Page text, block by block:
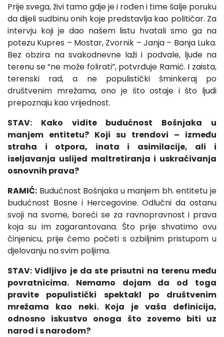
Prije svega, živi tamo gdje je i rođen i time šalje poruku
da dijeli sudbinu onih koje predstavlja kao političar. Za
intervju koji je dao našem listu hvatali smo ga na
potezu Kupres – Mostar, Zvornik – Janja – Banja Luka.
Bez obzira na svakodnevne laži i podvale, ljude na
terenu se “ne može folirati”, potvrđuje Ramić. I zaista,
terenski rad, a ne populistički šminkeraj po
društvenim mrežama, ono je što ostaje i što ljudi
prepoznaju kao vrijednost.
STAV: Kako vidite budućnost Bošnjaka u
manjem entitetu? Koji su trendovi – između
straha i otpora, inata i asimilacije, ali i
iseljavanja uslijed maltretiranja i uskraćivanja
osnovnih prava?
RAMIĆ: Budućnost Bošnjaka u manjem bh. entitetu je
budućnost Bosne i Hercegovine. Odlučni da ostanu
svoji na svome, boreći se za ravnopravnost i prava
koja su im zagarantovana. Što prije shvatimo ovu
činjenicu, prije ćemo početi s ozbiljnim pristupom u
djelovanju na svim poljima.
STAV: Vidljivo je da ste prisutni na terenu među
povratnicima. Nemamo dojam da od toga
pravite populistički spektakl po društvenim
mrežama kao neki. Koja je vaša definicija,
odnosno iskustvo onoga što zovemo biti uz
narod i s narodom?